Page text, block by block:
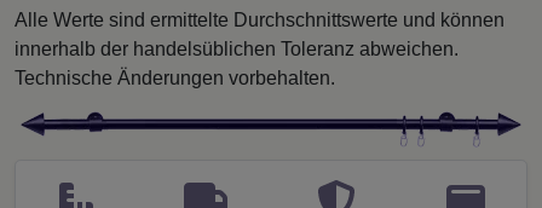
Alle Werte sind ermittelte Durchschnittswerte und können
innerhalb der handelsüblichen Toleranz abweichen.
Technische Änderungen vorbehalten.